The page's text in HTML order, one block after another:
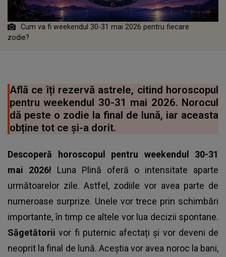
Cum va fi weekendul 30-31 mai 2026 pentru fiecare
zodie?
Află ce îți rezervă astrele, citind horoscopul
pentru weekendul 30-31 mai 2026. Norocul
dă peste o zodie la final de lună, iar aceasta
obține tot ce și-a dorit.
Descoperă horoscopul pentru weekendul 30-31
mai 2026! Luna Plină oferă o intensitate aparte
următoarelor zile. Astfel, zodiile vor avea parte de
numeroase surprize. Unele vor trece prin schimbări
importante, în timp ce altele vor lua decizii spontane.
Săgetătoriivor fi puternic afectați și vor deveni de
neoprit la final de lună. Aceștia vor avea noroc la bani,